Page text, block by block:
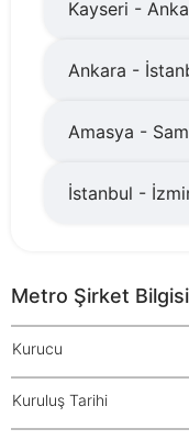
Kayseri -
Ankara -
Amasya -
İstanbul -
Metro Şirket Bilgisi
Kurucu
Kuruluş Tarihi